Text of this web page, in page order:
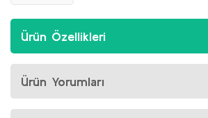
Ürün Özellikleri
Ürün Yorumları